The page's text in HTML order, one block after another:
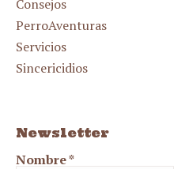
Consejos
PerroAventuras
Servicios
Sincericidios
Newsletter
Nombre*